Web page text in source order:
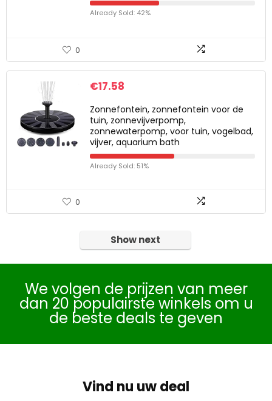
Already Sold: 42%
0
€17.58
Zonnefontein, zonnefontein voor de
tuin, zonnevijverpomp,
zonnewaterpomp, voor tuin, vogelbad,
vijver, aquarium bath
Already Sold: 51%
0
Show next
We volgen de prijzen van meer
dan 20 populairste winkels om u
de beste deals te geven
Vind nu uw deal